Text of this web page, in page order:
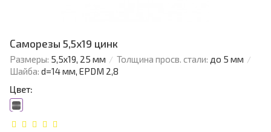
Саморезы 5,5х19 цинк
Размеры: 5,5х19, 25 мм Толщина просв. стали: до 5 мм
Шайба: d=14 мм, EPDM 2,8
Цвет: